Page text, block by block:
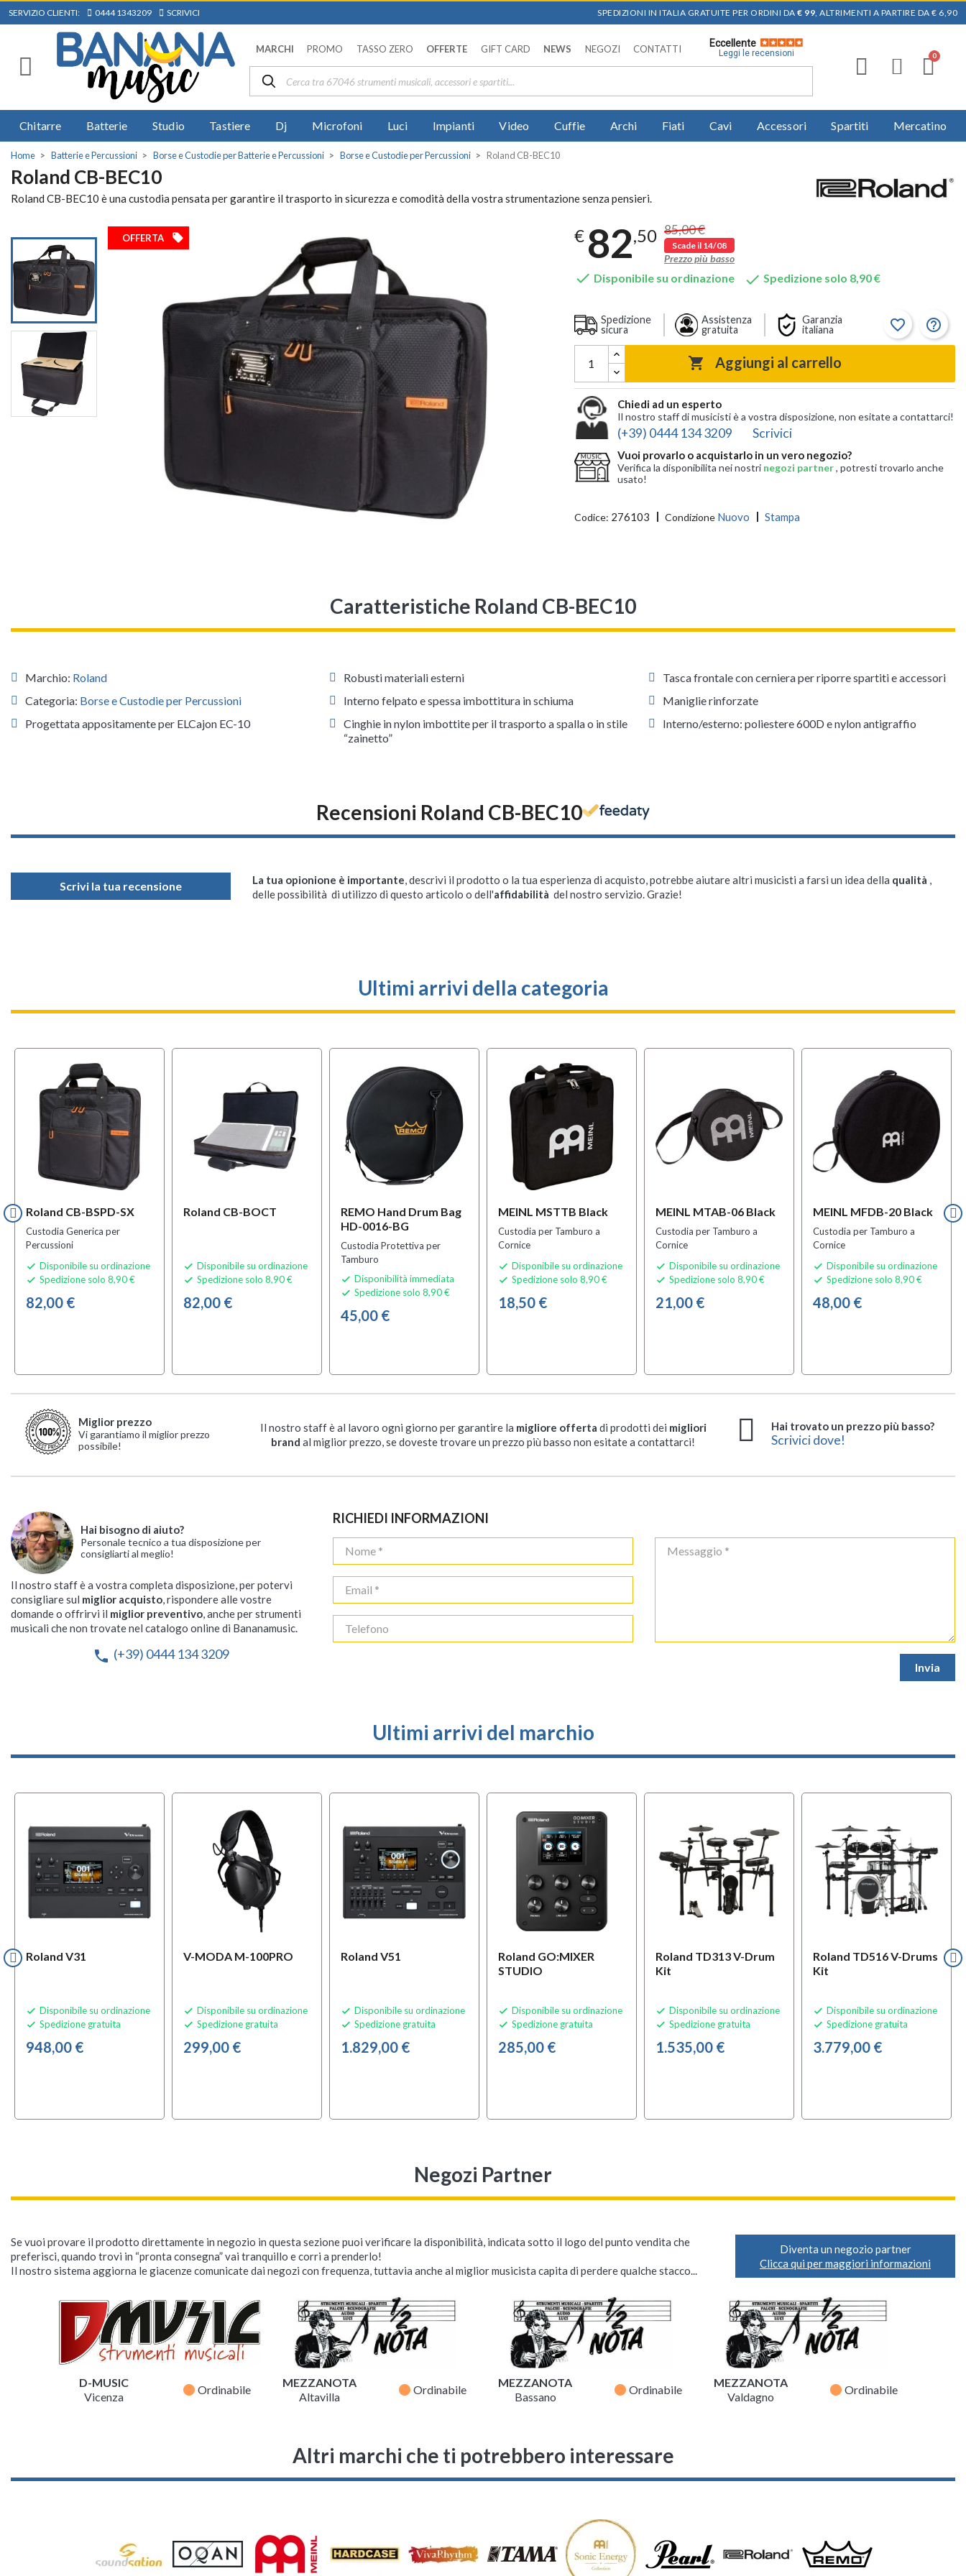
SERVIZIO CLIENTI: 0444 1343209 SCRIVICI SPEDIZIONI IN ITALIA GRATUITE PER ORDINI DA € 99, ALTRIMENTI A PARTIRE DA € 6,90
MARCHI PROMO TASSO ZERO OFFERTE GIFT CARD NEWS NEGOZI CONTATTI
Eccellente
Leggi le recensioni
Chitarre Batterie Studio Tastiere Dj Microfoni Luci Impianti Video Cuffie Archi Fiati Cavi Accessori Spartiti Mercatino
Home Batterie e Percussioni Borse e Custodie per Batterie e Percussioni Borse e Custodie per Percussioni Roland CB-BEC10
Roland CB-BEC10
Roland CB-BEC10 è una custodia pensata per garantire il trasporto in sicurezza e comodità della vostra strumentazione senza pensieri.
OFFERTA local_offer € 82,50 85,00 €
Scade il 14/08
Prezzo più basso
 Disponibile su ordinazione  Spedizione solo 8,90 €
Spedizione
sicura
Assistenza
gratuita
Garanzia
italiana
favorite_border help_outline
 Aggiungi al carrello
Chiedi ad un esperto
Il nostro staff di musicisti è a vostra disposizione, non esitate a contattarci!
(+39) 0444 134 3209 Scrivici
Vuoi provarlo o acquistarlo in un vero negozio?
Verifica la disponibilita nei nostri negozi partner, potresti trovarlo anche
usato!
Codice: 276103 Condizione Nuovo Stampa
Caratteristiche Roland CB-BEC10
Marchio: Roland
Categoria: Borse e Custodie per Percussioni
Progettata appositamente per ELCajon EC-10
Robusti materiali esterni
Interno felpato e spessa imbottitura in schiuma
Cinghie in nylon imbottite per il trasporto a spalla o in stile
“zainetto”
Tasca frontale con cerniera per riporre spartiti e accessori
Maniglie rinforzate
Interno/esterno: poliestere 600D e nylon antigraffio
Recensioni Roland CB-BEC10
Scrivi la tua recensione La tua opionione è importante, descrivi il prodotto o la tua esperienza di acquisto, potrebbe aiutare altri musicisti a farsi un idea della qualità ,
delle possibilità di utilizzo di questo articolo o dell'affidabilità del nostro servizio. Grazie!
Ultimi arrivi della categoria
Roland CB-BSPD-SX
Custodia Generica per
Percussioni
 Disponibile su ordinazione
 Spedizione solo 8,90 €
82,00 €
Roland CB-BOCT
 Disponibile su ordinazione
 Spedizione solo 8,90 €
82,00 €
REMO Hand Drum Bag
HD-0016-BG
Custodia Protettiva per
Tamburo
 Disponibilità immediata
 Spedizione solo 8,90 €
45,00 €
MEINL MSTTB Black
Custodia per Tamburo a
Cornice
 Disponibile su ordinazione
 Spedizione solo 8,90 €
18,50 €
MEINL MTAB-06 Black
Custodia per Tamburo a
Cornice
 Disponibile su ordinazione
 Spedizione solo 8,90 €
21,00 €
MEINL MFDB-20 Black
Custodia per Tamburo a
Cornice
 Disponibile su ordinazione
 Spedizione solo 8,90 €
48,00 €
Miglior prezzo
Vi garantiamo il miglior prezzo
possibile!
Il nostro staff è al lavoro ogni giorno per garantire la migliore offerta di prodotti dei migliori
brand al miglior prezzo, se doveste trovare un prezzo più basso non esitate a contattarci!
Hai trovato un prezzo più basso?
Scrivici dove!
Hai bisogno di aiuto?
Personale tecnico a tua disposizione per
consigliarti al meglio!
Il nostro staff è a vostra completa disposizione, per potervi
consigliare sul miglior acquisto, rispondere alle vostre
domande o offrirvi il miglior preventivo, anche per strumenti
musicali che non trovate nel catalogo online di Bananamusic.
phone (+39) 0444 134 3209
RICHIEDI INFORMAZIONI
Ultimi arrivi del marchio
Roland V31
 Disponibile su ordinazione
 Spedizione gratuita
948,00 €
V-MODA M-100PRO
 Disponibile su ordinazione
 Spedizione gratuita
299,00 €
Roland V51
 Disponibile su ordinazione
 Spedizione gratuita
1.829,00 €
Roland GO:MIXER
STUDIO
 Disponibile su ordinazione
 Spedizione gratuita
285,00 €
Roland TD313 V-Drum
Kit
 Disponibile su ordinazione
 Spedizione gratuita
1.535,00 €
Roland TD516 V-Drums
Kit
 Disponibile su ordinazione
 Spedizione gratuita
3.779,00 €
Negozi Partner
Se vuoi provare il prodotto direttamente in negozio in questa sezione puoi verificare la disponibilità, indicata sotto il logo del punto vendita che
preferisci, quando trovi in “pronta consegna” vai tranquillo e corri a prenderlo!
Il nostro sistema aggiorna le giacenze comunicate dai negozi con frequenza, tuttavia anche al miglior musicista capita di perdere qualche stacco...
Diventa un negozio partner
Clicca qui per maggiori informazioni
D-MUSIC
Vicenza
fiber_manual_record Ordinabile
MEZZANOTA
Altavilla
fiber_manual_record Ordinabile
MEZZANOTA
Bassano
fiber_manual_record Ordinabile
MEZZANOTA
Valdagno
fiber_manual_record Ordinabile
Altri marchi che ti potrebbero interessare